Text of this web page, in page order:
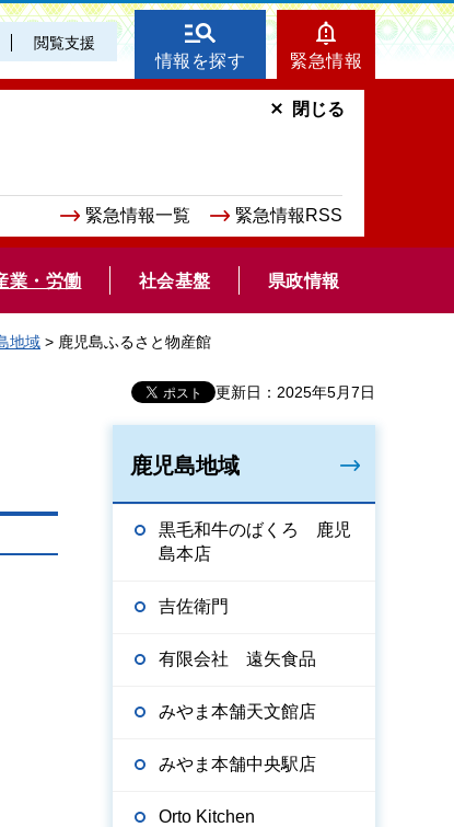
閲覧支援
情報を探す 緊急情報
緊急情報一覧 緊急情報RSS
閉じる
業・労働 社会基盤 県政情報
地域 > 鹿児島ふるさと物産館
更新日：2025年5月7日
鹿児島地域
黒毛和牛のばくろ 鹿児
島本店
吉佐衛門
有限会社 遠矢食品
みやま本舗天文館店
みやま本舗中央駅店
Orto Kitchen